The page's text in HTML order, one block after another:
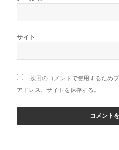
サイト
次回のコメントで使用するため
アドレス、サイトを保存する。